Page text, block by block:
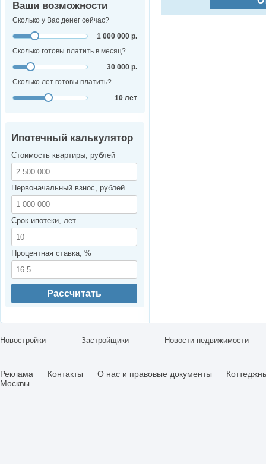
Ваши возможности
Сколько у Вас денег сейчас?
1 000 000 р.
Сколько готовы платить в месяц?
30 000 р.
Сколько лет готовы платить?
10 лет
Ипотечный калькулятор
Стоимость квартиры, рублей
Первоначальный взнос, рублей
Срок ипотеки, лет
Процентная ставка, %
Рассчитать
Новостройки Застройщики Новости недвижимости
Реклама Контакты О нас и правовые документы
Москвы